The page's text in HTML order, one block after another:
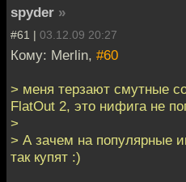
spyder »
#61 | 03.12.09 20:27
Кому: Merlin, #60
> меня терзают смутные
FlatOut 2, это нифига не
>
> А зачем на популярные
так купят :)